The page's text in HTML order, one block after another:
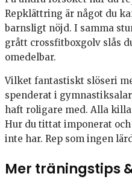
Repklättring är något du
barnsligt nöjd. I samma
grått crossfitboxgolv slås
omedelbar.
Vilket fantastiskt slöseri
spenderat i
haft roligare med. Alla
Hur du tittat imponerat
inte har. Rep som ingen
Mer träningstips